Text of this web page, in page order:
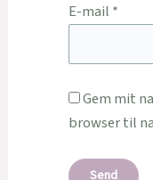
E-mail *
Gem mit
browser til